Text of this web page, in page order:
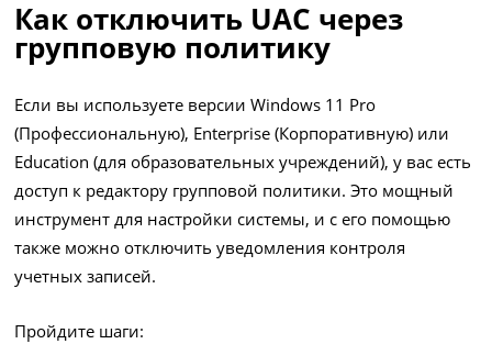
Как отключить UAC через
групповую политику
Если вы используете версии Windows 11 Pro
(Профессиональную), Enterprise (Корпоративную) или
Education (для образовательных учреждений), у вас есть
доступ к редактору групповой политики. Это мощный
инструмент для настройки системы, и с его помощью
также можно отключить уведомления контроля
учетных записей.
Пройдите шаги: